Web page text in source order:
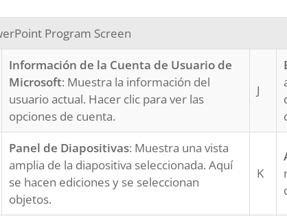
Program Screen
Información de la Cuenta de Usuario de
Microsoft: Muestra la información del
usuario actual. Hacer clic para ver las
opciones de cuenta.
J
Panel de Diapositivas: Muestra una vista
amplia de la diapositiva seleccionada. Aquí
se hacen ediciones y se seleccionan
objetos.
K